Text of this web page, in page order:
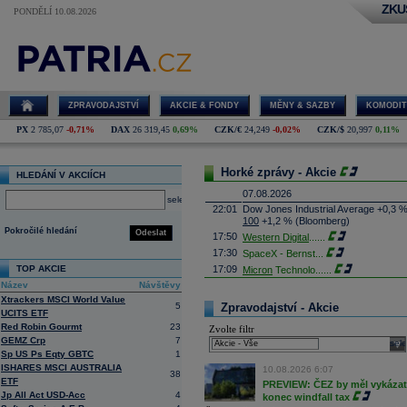
PONDĚLÍ 10.08.2026
ZPRAVODAJSTVÍ AKCIE & FONDY MĚNY & SAZBY
PX 2 785,07 -0,71% DAX 26 319,45 0,69% CZK/€ 24,249 -0,02% CZK/$ 20,997 0,11%
HLEDÁNÍ V AKCIÍCH
select
Odeslat
Pokročilé hledání
TOP AKCIE
Název
Návštěvy
Xtrackers MSCI World Value
UCITS ETF
5
Red Robin Gourmt
23
GEMZ Crp
7
Sp US Ps Eqty GBTC
1
ISHARES MSCI AUSTRALIA
ETF
38
Jp All Act USD-Acc
4
Horké zprávy - Akcie
07.08.2026
22:01
Dow Jones Industrial Average +0,3
100 +1,2 % (Bloomberg)
17:50 Western Digital
17:30 SpaceX - Bernst
17:09 Micron Technolo
16:26
Objem obchodů s akciemi na
obchodů za poslední rok je 0,665
16:23 Zvýšení výroby balistických střel
nějakou dobu potrvá. Agentuře
Armin Papperger. Společná výroba
doplnit arzenál Spojeným státům,
(ČTK)
16:07
Conocophillips
......
Zpravodajství - Akcie
Zvolte filtr
10.08.2026 6:07
PREVIEW: ČEZ by měl
konec windfall tax